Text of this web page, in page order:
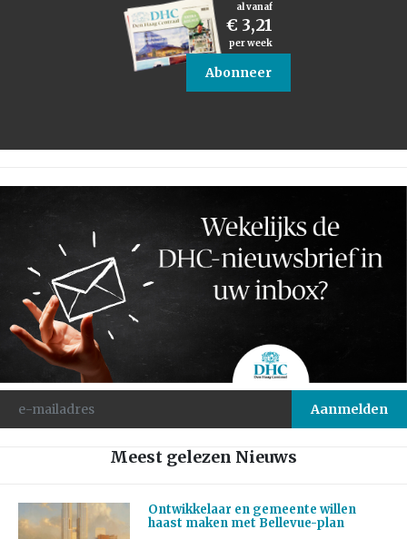
al vanaf
€ 3,21
per week
Abonneer
Meest gelezen Nieuws
Ontwikkelaar en gemeente willen
haast maken met Bellevue-plan